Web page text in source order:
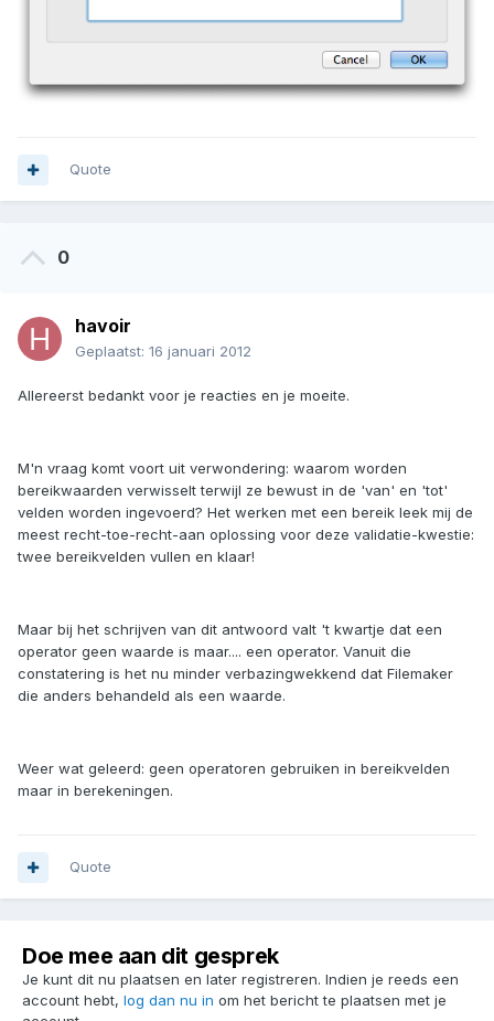
Quote
0
havoir
Geplaatst: 16 januari 2012
Allereerst bedankt voor je reacties en je moeite.
M'n vraag komt voort uit verwondering: waarom worden
bereikwaarden verwisselt terwijl ze bewust in de 'van' en 'tot'
velden worden ingevoerd? Het werken met een bereik leek mij de
meest recht-toe-recht-aan oplossing voor deze validatie-kwestie:
twee bereikvelden vullen en klaar!
Maar bij het schrijven van dit antwoord valt 't kwartje dat een
operator geen waarde is maar.... een operator. Vanuit die
constatering is het nu minder verbazingwekkend dat Filemaker
die anders behandeld als een waarde.
Weer wat geleerd: geen operatoren gebruiken in bereikvelden
maar in berekeningen.
Quote
Doe mee aan dit gesprek
Je kunt dit nu plaatsen en later registreren. Indien je reeds een
account hebt, log dan nu in om het bericht te plaatsen met je